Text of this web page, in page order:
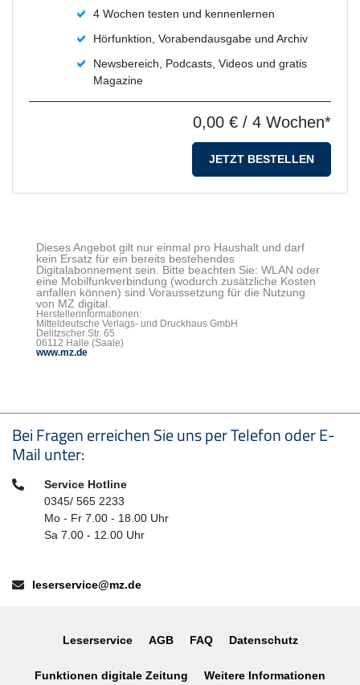
4 Wochen testen und kennenlernen
Hörfunktion, Vorabendausgabe und Archiv
Newsbereich, Podcasts, Videos und gratis
Magazine
0,00 € / 4 Wochen*
JETZT BESTELLEN
Dieses Angebot gilt nur einmal pro Haushalt und darf
kein Ersatz für ein bereits bestehendes
Digitalabonnement sein. Bitte beachten Sie: WLAN oder
eine Mobilfunkverbindung (wodurch zusätzliche Kosten
anfallen können) sind Voraussetzung für die Nutzung
von MZ digital.
Herstellerinformationen:
Mitteldeutsche Verlags- und Druckhaus GmbH
Delitzscher Str. 65
06112 Halle (Saale)
www.mz.de
Seitenfußbereich
Bei Fragen erreichen Sie uns per Telefon oder E-
Mail unter:
Telefon:Service Hotline
0345/ 565 2233
Mo - Fr 7.00 - 18.00 Uhr
Sa 7.00 - 12.00 Uhr
E-Mail:leserservice@mz.de
Leserservice AGB FAQ Datenschutz
Funktionen digitale Zeitung Weitere Informationen